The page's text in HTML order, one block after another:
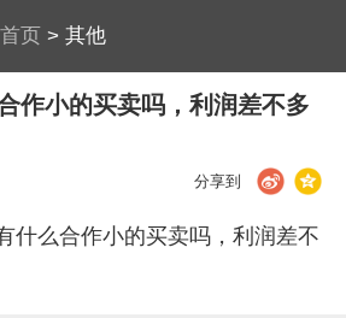
页> 其他
作小的买卖吗，利润差不多
分享到
什么合作小的买卖吗，利润差不